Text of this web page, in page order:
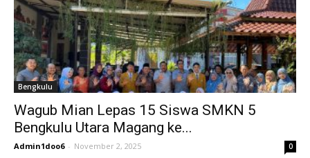
Bengkulu
Wagub Mian Lepas 15 Siswa SMKN 5
Bengkulu Utara Magang ke...
Admin1doo6 - November 2, 2025 0